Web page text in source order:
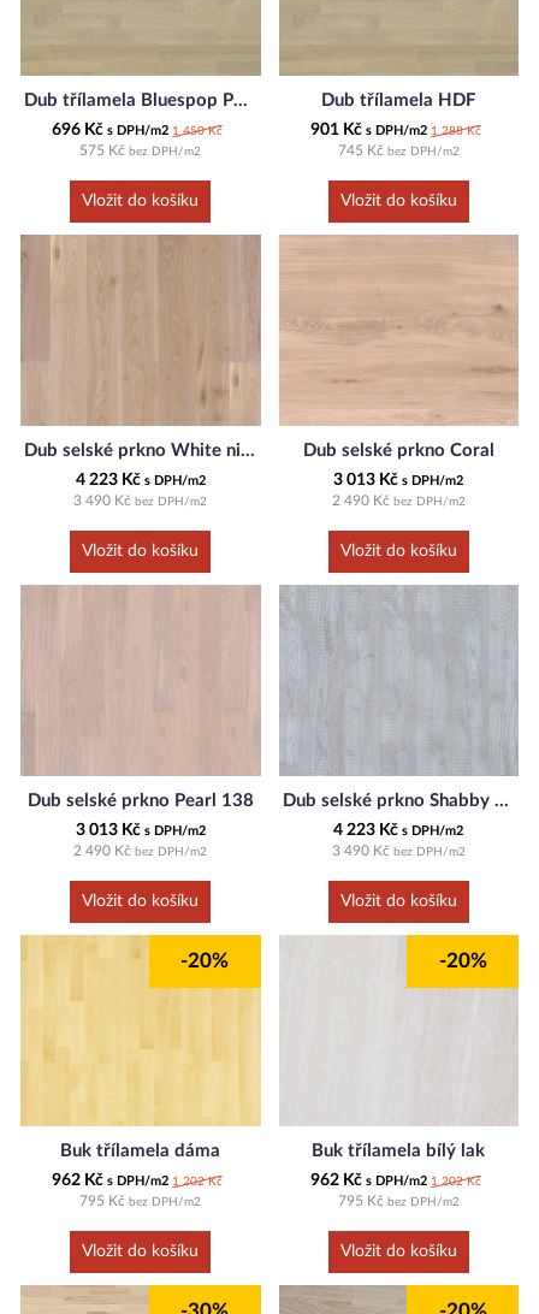
Dub třílamela Bluespop PD bílý lak
696 Kčs DPH/m2 1 450 Kč
575 Kčbez DPH/m2
Dub třílamela HDF
901 Kč s DPH/m2 1 288 Kč
745 Kč bez DPH/m2
Dub selské prkno White nights
4 223 Kč s DPH/m2
3 490 Kčbez DPH/m2
Dub selské prkno Coral
3 013 Kčs DPH/m2
2 490 Kč bez DPH/m2
Dub selské prkno Pearl 138
3 013 Kč s DPH/m2
2 490 Kčbez DPH/m2
Dub selské prkno Shabby white
4 223 Kčs DPH/m2
3 490 Kč bez DPH/m2
-20%
Buk třílamela dáma
962 Kčs DPH/m2 1 202 Kč
795 Kčbez DPH/m2
-20%
Buk třílamela bílý lak
962 Kč s DPH/m2 1 202 Kč
795 Kč bez DPH/m2